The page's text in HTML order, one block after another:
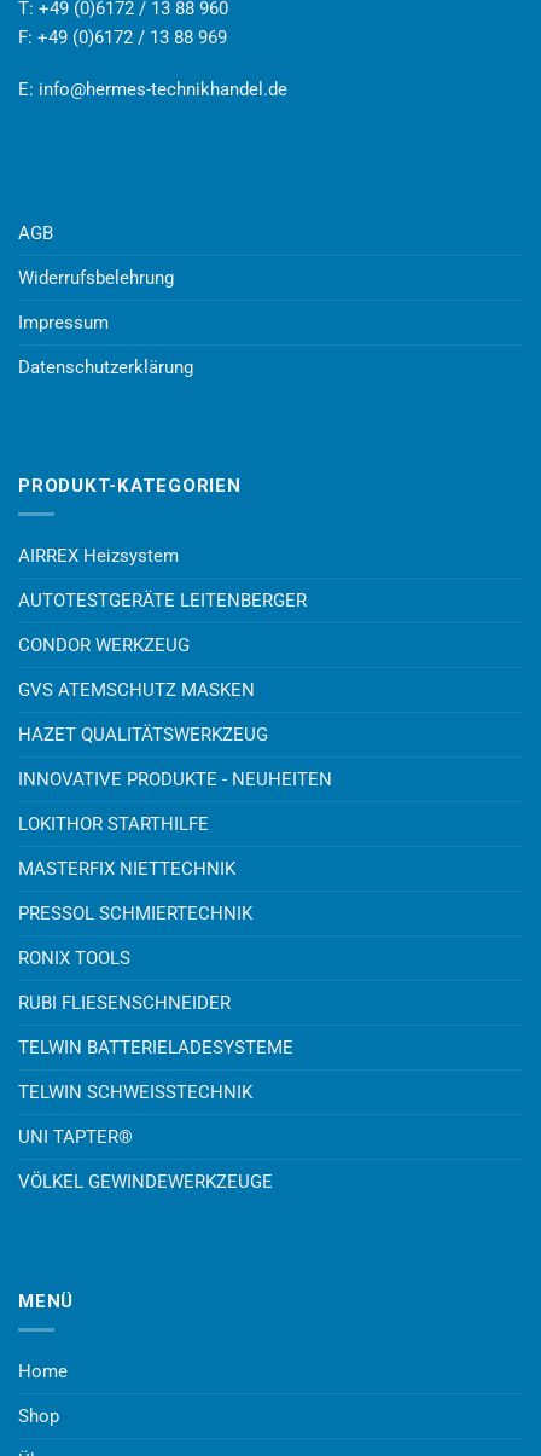
T: +49 (0)6172 / 13 88 960
F: +49 (0)6172 / 13 88 969
E: info@hermes-technikhandel.de
AGB
Widerrufsbelehrung
Impressum
Datenschutzerklärung
PRODUKT-KATEGORIEN
AIRREX Heizsystem
AUTOTESTGERÄTE LEITENBERGER
CONDOR WERKZEUG
GVS ATEMSCHUTZ MASKEN
HAZET QUALITÄTSWERKZEUG
INNOVATIVE PRODUKTE - NEUHEITEN
LOKITHOR STARTHILFE
MASTERFIX NIETTECHNIK
PRESSOL SCHMIERTECHNIK
RONIX TOOLS
RUBI FLIESENSCHNEIDER
TELWIN BATTERIELADESYSTEME
TELWIN SCHWEISSTECHNIK
UNI TAPTER®
VÖLKEL GEWINDEWERKZEUGE
MENÜ
Home
Shop